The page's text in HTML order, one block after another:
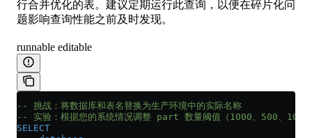
行合并优化的表。建议定期运行此查询，以便在碎片化问
题影响查询性能之前及时发现。
runnable editable
-- 挑战：将数据库和表名替换为生产环境中的实际名称
-- 实验：根据您的系统情况调整 part 数量阈值（1000、500、100）
SELECT